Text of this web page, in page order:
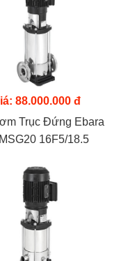
88.000.000 đ
Trục Đứng Ebara
16F5/18.5